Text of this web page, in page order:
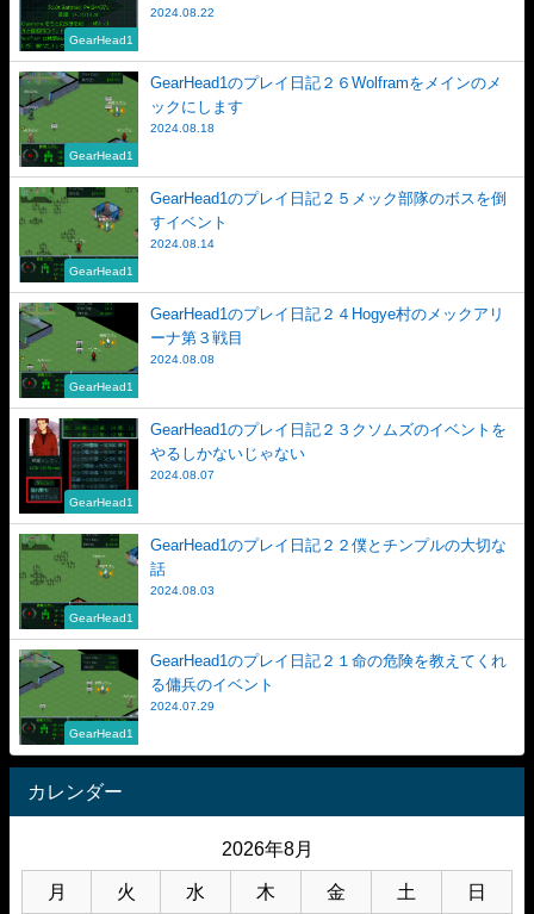
GearHead1
2024.08.22
GearHead1
GearHead1のプレイ日記２６Wolframをメインのメ
ックにします
2024.08.18
GearHead1
GearHead1のプレイ日記２５メック部隊のボスを倒
すイベント
2024.08.14
GearHead1
GearHead1のプレイ日記２４Hogye村のメックアリ
ーナ第３戦目
2024.08.08
GearHead1
GearHead1のプレイ日記２３クソムズのイベントを
やるしかないじゃない
2024.08.07
GearHead1
GearHead1のプレイ日記２２僕とチンプルの大切な
話
2024.08.03
GearHead1
GearHead1のプレイ日記２１命の危険を教えてくれ
る傭兵のイベント
2024.07.29
カレンダー
2026年8月
月 火 水 木 金 土 日